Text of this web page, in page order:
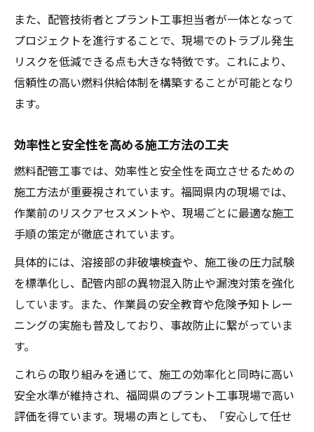
また、配管技術者とプラント工事担当者が一体となって
プロジェクトを進行することで、現場でのトラブル発生
リスクを低減できる点も大きな特徴です。これにより、
信頼性の高い燃料供給体制を構築することが可能となり
ます。
効率性と安全性を高める施工方法の工夫
燃料配管工事では、効率性と安全性を両立させるための
施工方法が重要視されています。福岡県内の現場では、
作業前のリスクアセスメントや、現場ごとに最適な施工
手順の策定が徹底されています。
具体的には、溶接部の非破壊検査や、施工後の圧力試験
を標準化し、配管内部の異物混入防止や漏洩対策を強化
しています。また、作業員の安全教育や危険予知トレー
ニングの実施も普及しており、事故防止に繋がっていま
す。
これらの取り組みを通じて、施工の効率化と同時に高い
安全水準が維持され、福岡県のプラント工事現場で高い
評価を得ています。現場の声としても、「安心して任せ